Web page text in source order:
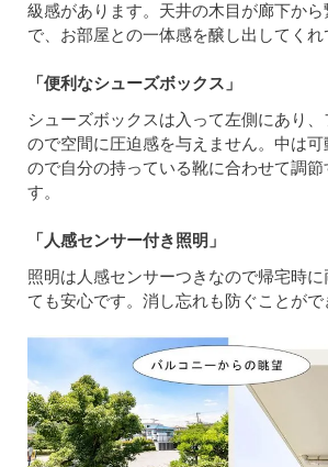
級感があります。天井の木目が廊下か
で、お部屋との一体感を醸し出してくれ
「便利なシューズボックス」
シューズボックスは入って左側にあり
ので空間に圧迫感を与えません。中は可
ので自分の持っている靴に合わせて調節
す。
「人感センサー付き照明」
照明は人感センサーつきなので帰宅時
ても安心です。消し忘れも防ぐことがで